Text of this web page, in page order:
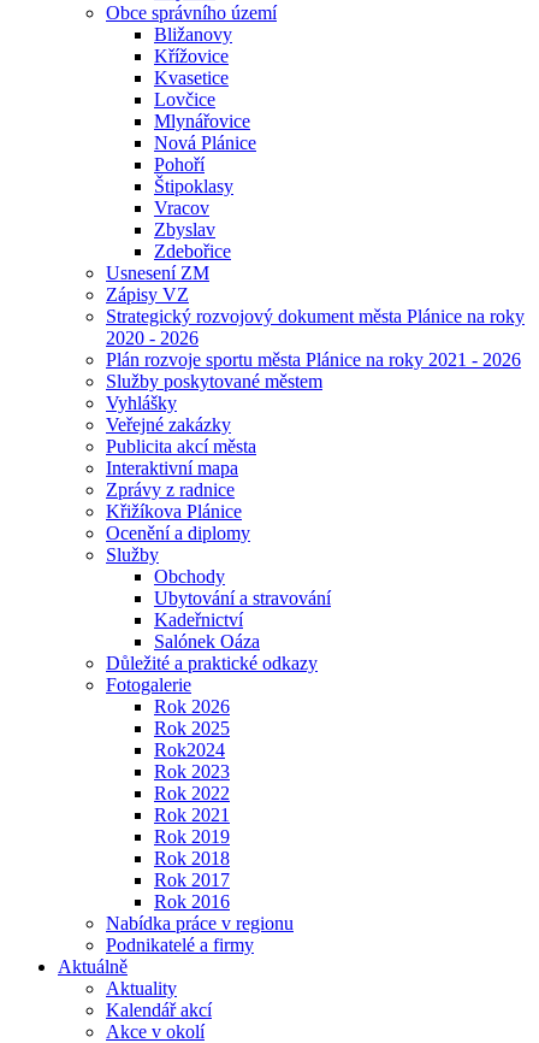
Obce správního území
Bližanovy
Křížovice
Kvasetice
Lovčice
Mlynářovice
Nová Plánice
Pohoří
Štipoklasy
Vracov
Zbyslav
Zdebořice
Usnesení ZM
Zápisy VZ
Strategický rozvojový dokument města Plánice na roky
2020 - 2026
Plán rozvoje sportu města Plánice na roky 2021 - 2026
Služby poskytované městem
Vyhlášky
Veřejné zakázky
Publicita akcí města
Interaktivní mapa
Zprávy z radnice
Křižíkova Plánice
Ocenění a diplomy
Služby
Obchody
Ubytování a stravování
Kadeřnictví
Salónek Oáza
Důležité a praktické odkazy
Fotogalerie
Rok 2026
Rok 2025
Rok2024
Rok 2023
Rok 2022
Rok 2021
Rok 2019
Rok 2018
Rok 2017
Rok 2016
Nabídka práce v regionu
Podnikatelé a firmy
Aktuálně
Aktuality
Kalendář akcí
Akce v okolí